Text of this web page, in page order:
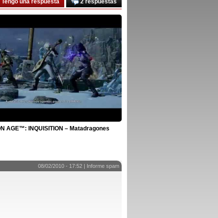
2 respuestas
Tengo una respuesta
AGE™: INQUISITION – Matadragones
08/02/2010 - 17:52 | Informe spam